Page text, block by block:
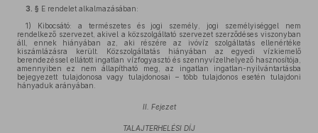
3. § E rendelet alkalmazásában:
1) Kibocsátó: a természetes és jogi személy, jogi személyiséggel nem
rendelkező szervezet, akivel a közszolgáltató szervezet szerződéses viszonyban
áll, ennek hiányában az, aki részére az ivóvíz szolgáltatás ellenértéke
kiszámlázásra került. Közszolgáltatás hiányában az egyedi vízkiemelő
berendezéssel ellátott ingatlan vízfogyasztó és szennyvízelhelyező hasznosítója,
amennyiben ez nem állapítható meg, az ingatlan ingatlan-nyilvántartásba
bejegyezett tulajdonosa vagy tulajdonosai – több tulajdonos esetén tulajdoni
hányaduk arányában.
II. Fejezet
TALAJTERHELÉSI DÍJ